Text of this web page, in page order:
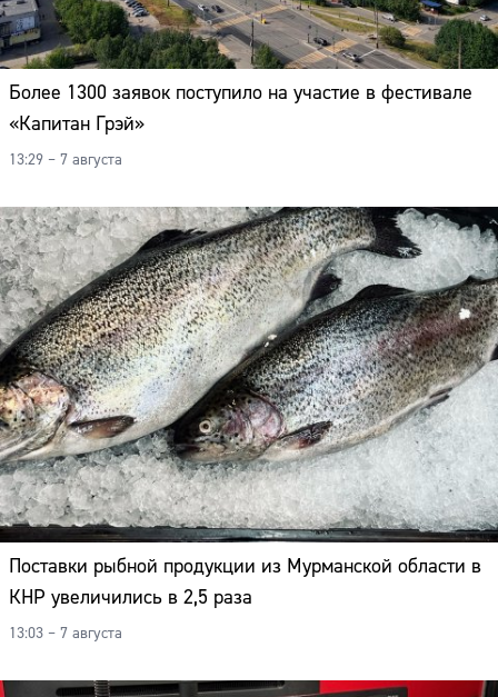
Более 1300 заявок поступило на участие в фестивале
«Капитан Грэй»
13:29 – 7 августа
Поставки рыбной продукции из Мурманской области в
КНР увеличились в 2,5 раза
13:03 – 7 августа